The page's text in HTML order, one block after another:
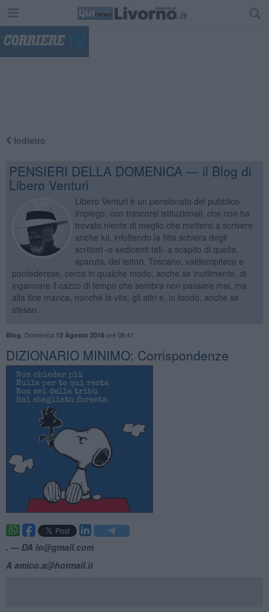
Indietro
PENSIERI DELLA DOMENICA — il Blog di
Libero Venturi
Libero Venturi è un pensionato del pubblico
impiego, con trascorsi istituzionali, che non ha
trovato niente di meglio che mettersi a scrivere
anche lui, infoltendo la fitta schiera degli
scrittori -o sedicenti tali- a scapito di quella,
sparuta, dei lettori. Toscano, valderopiteco e
pontederese, cerca in qualche modo, anche se inutilmente, di
ingannare il cazzo di tempo che sembra non passare mai, ma
alla fine manca, nonché la vita, gli altri e, in fondo, anche se
stesso.
Blog Domenica 12 Agosto 2018ore 08:41
DIZIONARIO MINIMO: Corrispondenze
. — DA io@gmail.com
A amico.a@hotmail.it